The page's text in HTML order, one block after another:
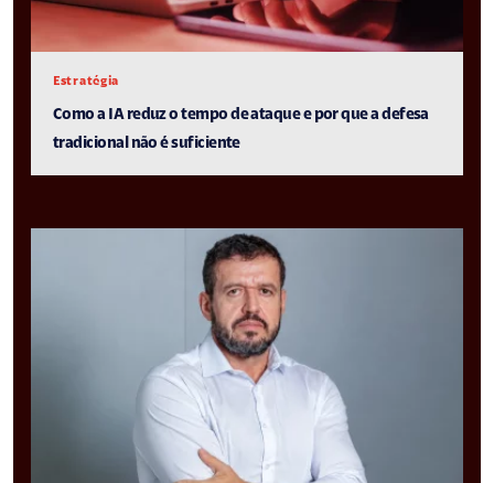
Estratégia
Como a IA reduz o tempo de ataque e por que a defesa
tradicional não é suficiente